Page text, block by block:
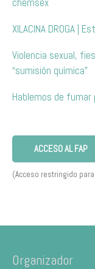
XILACINA DROGA |
Violencia sexual,
“sumisión química”
Hablemos de
ACCESO AL FAP
(Acceso restringido
Organizador